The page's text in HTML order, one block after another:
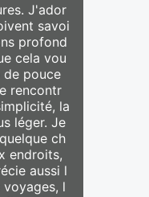
J'ador
savoi
profond
cela vou
de pouce
rencontr
la
léger. Je
ch
endroits,
aussi l
voyages, l